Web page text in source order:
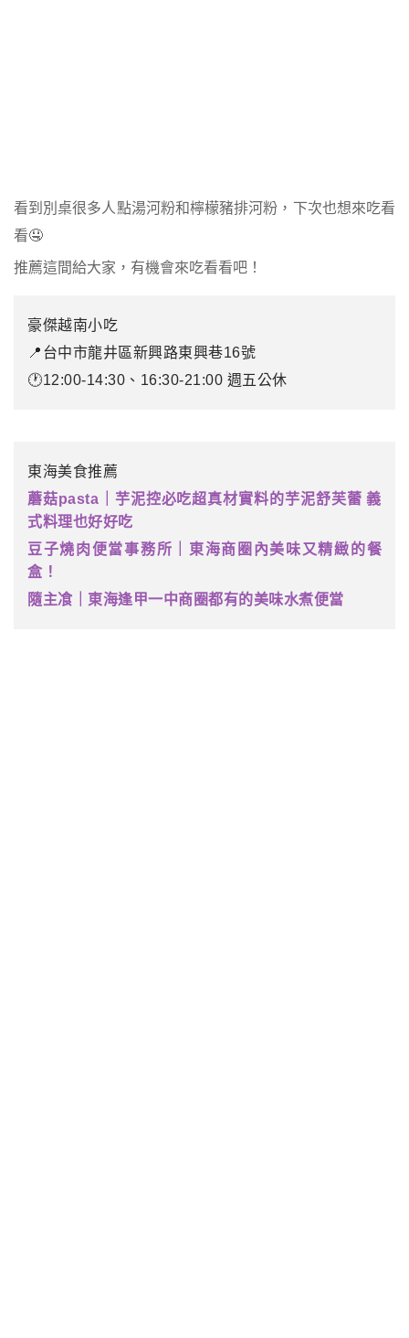
看到別桌很多人點湯河粉和檸檬豬排河粉，下次也想來吃看
看🤤
推薦這間給大家，有機會來吃看看吧！
豪傑越南小吃
📍台中市龍井區新興路東興巷16號
🕐12:00-14:30、16:30-21:00 週五公休
東海美食推薦
蘑菇pasta｜芋泥控必吃超真材實料的芋泥舒芙蕾 義
式料理也好好吃
豆子燒肉便當事務所｜東海商圈內美味又精緻的餐
盒！
隨主飡｜東海逢甲一中商圈都有的美味水煮便當